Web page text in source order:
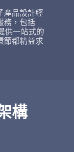
產品設計經
務，包括
供一站式的
節都精益求
構